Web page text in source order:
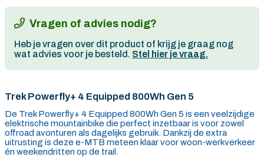
Vragen of advies nodig?
Heb je vragen over dit product of krijg je graag nog
wat advies voor je besteld. Stel hier je vraag.
Trek Powerfly+ 4 Equipped 800Wh Gen 5
De Trek Powerfly+ 4 Equipped 800Wh Gen 5 is een veelzijdige
elektrische mountainbike die perfect inzetbaar is voor zowel
offroad avonturen als dagelijks gebruik. Dankzij de extra
uitrusting is deze e-MTB meteen klaar voor woon-werkverkeer
én weekendritten op de trail.